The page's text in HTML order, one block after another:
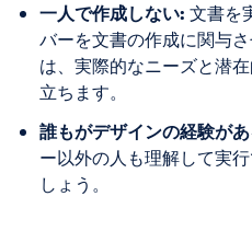
一人で作成しない: 文書を
バーを文書の作成に関与
は、実際的なニーズと潜
立ちます。
誰もがデザインの経験が
ー以外の人も理解して実
しょう。